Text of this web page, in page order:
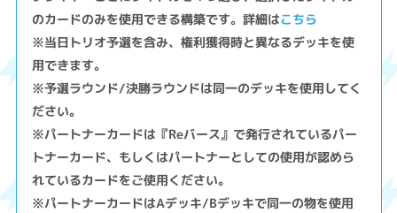
のカードのみを使用できる構築です。詳細はこちら
※当日トリオ予選を含み、権利獲得時と異なるデッキを使
用できます。
※予選ラウンド/決勝ラウンドは同一のデッキを使用してく
ださい。
※パートナーカードは『Reバース』で発行されているパー
トナーカード、もしくはパートナーとしての使用が認めら
れているカードをご使用ください。
※パートナーカードはAデッキ/Bデッキで同一の物を使用